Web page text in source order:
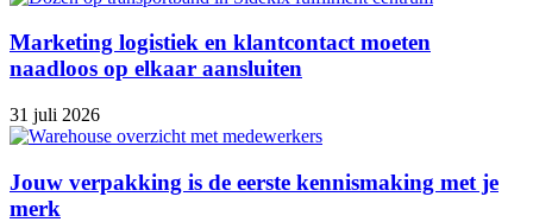
Marketing logistiek en klantcontact moeten
naadloos op elkaar aansluiten
31 juli 2026
Jouw verpakking is de eerste kennismaking met je
merk